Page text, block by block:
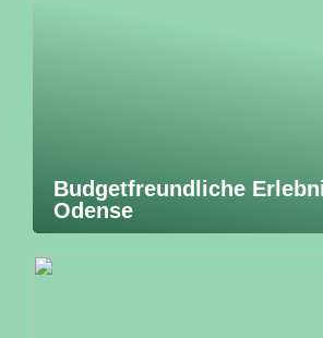
Budgetfreundliche
Odense